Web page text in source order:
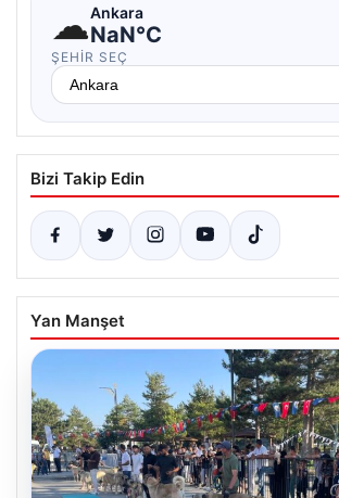
☁Ankara
NaN°C
ŞEHIR SEÇ
Bizi Takip Edin
Yan Manşet